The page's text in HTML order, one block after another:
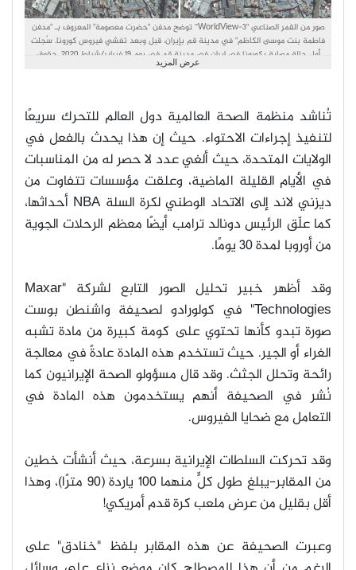
صور من القمر الصناعي "WorldView-3” توضح مدفن "حضرت معصومة" المعروف بـ "مدفن
فاطمة بنت موسى الكاظم" في مدينة قم بإيران، قبل وبعد تفشي فيروس كورونا. سُجلت
أول حالة مصابة بكورونا في إيران في مدينة قم في يوم 19 فبراير/شباط 2020. حقوق
عرض المزيد
تُناشد منظمة الصحة العالمية دول العالم للتحرك سريعًا
لتنفيذ إجراءات الاحتواء. حيث إن هذا يحدث بالفعل في
الولايات المتحدة، حيث ألغي عدد لا حصر له من المناسبات
في الأيام القليلة الماضية، وعلقت مؤسسات تتفاوت من
ديزني لاند إلى الاتحاد الوطني لكرة السلة NBA
أحداثها،
كما علّق الرئيس دونالد ترامب أيضًا معظم الرحلات الجوية
من أوروبا لمدة 30 يومًا
.
وقد أظهر خبير تحليل الصور التابع لشركة
"Maxar
Technologies" في كولورادو لصحيفة واشنطن بوست
صورة تبدو كأنها تحتوي على كومة كبيرة من مادة تشبه
الغراء أو الجير. حيث تستخدم هذه المادة عادةً في معالجة
رائحة وتحلل الجثث. وقد قال مسؤولو الصحة الإيرانيون كما
نُشر في الصحيفة أنهم يستخدمون هذه المادة في
التعامل مع ضحايا الفيروس.
وقد تحركت السلطات الإيرانية بسرعة، حيث أنشأت خطين
من المقابر-يبلغ طول كلٍّ منهما 100 ياردة (90 مترًا)، وهذا
أقل بقليل من عرض ملعب كرة قدم أمريكي!
وعبرت الصحيفة عن هذه المقابر بلفظ "خنادق" على